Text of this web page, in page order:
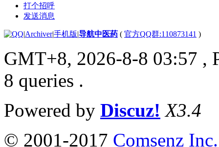
打个招呼
发送消息
|Archiver|手机版|导航中医药 ( 官方QQ群:110873141 )
GMT+8, 2026-8-8 03:57 ,
8 queries .
Powered by Discuz! X3.4
© 2001-2017 Comsenz Inc.